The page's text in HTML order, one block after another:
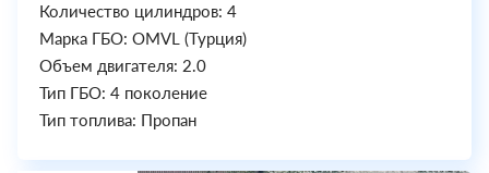
Количество цилиндров: 4
Марка ГБО: OMVL (Турция)
Объем двигателя: 2.0
Тип ГБО: 4 поколение
Тип топлива: Пропан